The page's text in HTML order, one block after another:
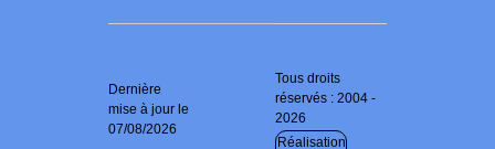
Dernière
mise à jour le
07/08/2026
Tous droits
réservés : 2004 -
2026
Réalisation